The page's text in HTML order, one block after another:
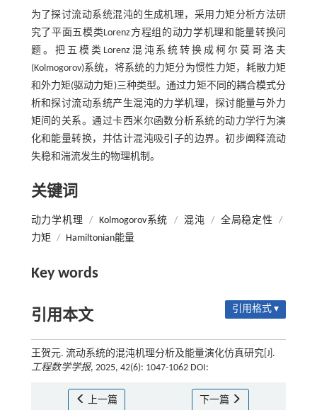
为了探讨流动系统混沌的生成机理，采用力矩分析方法研
究了平面五模类Lorenz方程组的动力学机理和能量转换问
题。把五模类Lorenz混沌系统转换成柯尔莫哥洛夫
(Kolmogorov)系统，将系统的力矩分为惯性力矩，耗散力矩
和外力矩(驱动力矩)三种类型。通过力矩不同的耦合模式分
析和探讨流动系统产生混沌的力学机理，探讨能量与外力
矩间的关系。通过卡西米尔函数分析系统的动力学行为演
化和能量转换，并估计混沌吸引子的边界。初步阐释流动
失稳和湍流发生的物理机制。
关键词
动力学机理 / Kolmogorov系统 / 混沌 / 全局稳定性
/
力矩 / Hamiltonian能量
Key words
引用本文 引用格式 ▾
王贺元. 流动系统的混沌机理分析及能量演化仿真研究[J].
工程数学学报, 2025, 42(6): 1047-1062 DOI:
上一篇 下一篇